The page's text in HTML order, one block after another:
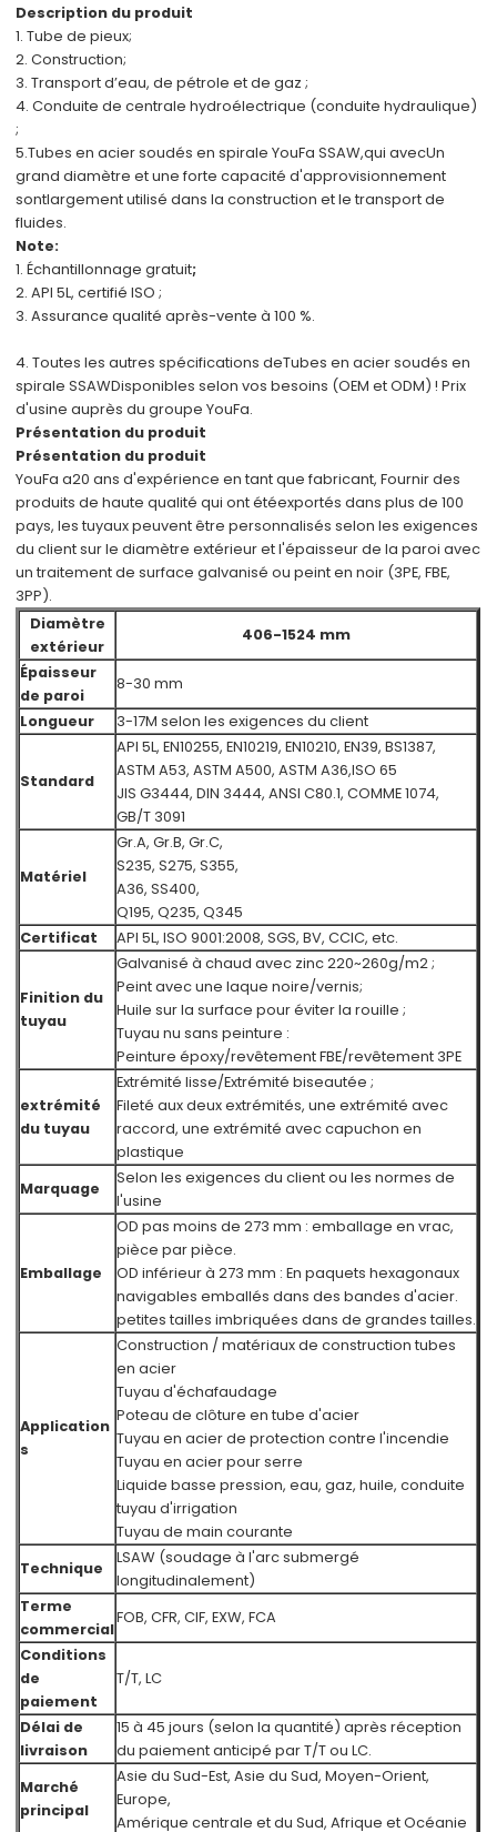
Description du produit
1. Tube de pieux;
2. Construction;
3. Transport d’eau, de pétrole et de gaz ;
4. Conduite de centrale hydroélectrique (conduite hydraulique)
;
5.Tubes en acier soudés en spirale YouFa SSAW,qui avecUn
grand diamètre et une forte capacité d'approvisionnement
sontlargement utilisé dans la construction et le transport de
fluides.
Note:
1. Échantillonnage gratuit;
2. API 5L, certifié ISO ;
3. Assurance qualité après-vente à 100 %.
4. Toutes les autres spécifications deTubes en acier soudés en
spirale SSAWDisponibles selon vos besoins (OEM et ODM) ! Prix
d'usine auprès du groupe YouFa.
Présentation du produit
Présentation du produit
YouFa a20 ans d'expérience en tant que fabricant, Fournir des
produits de haute qualité qui ont étéexportés dans plus de 100
pays, les tuyaux peuvent être personnalisés selon les exigences
du client sur le diamètre extérieur et l'épaisseur de la paroi avec
un traitement de surface galvanisé ou peint en noir (3PE, FBE,
3PP).
Diamètre
extérieur
406-1524 mm
Épaisseur
de paroi
8-30 mm
Longueur
3-17M selon les exigences du client
Standard
API 5L, EN10255, EN10219, EN10210, EN39, BS1387,
ASTM A53, ASTM A500, ASTM A36,ISO 65
JIS G3444, DIN 3444, ANSI C80.1, COMME 1074,
GB/T 3091
Matériel
Gr.A, Gr.B, Gr.C,
S235, S275, S355,
A36, SS400,
Q195, Q235, Q345
Certificat
API 5L, ISO 9001:2008, SGS, BV, CCIC, etc.
Finition du
tuyau
Galvanisé à chaud avec zinc 220~260g/m2 ;
Peint avec une laque noire/vernis;
Huile sur la surface pour éviter la rouille ;
Tuyau nu sans peinture :
Peinture époxy/revêtement FBE/revêtement 3PE
extrémité
du tuyau
Extrémité lisse/Extrémité biseautée ;
Fileté aux deux extrémités, une extrémité avec
raccord, une extrémité avec capuchon en
plastique
Marquage
Selon les exigences du client ou les normes de
l'usine
Emballage
OD pas moins de 273 mm : emballage en vrac,
pièce par pièce.
OD inférieur à 273 mm : En paquets hexagonaux
navigables emballés dans des bandes d'acier.
petites tailles imbriquées dans de grandes tailles.
Application
s
Construction / matériaux de construction tubes
en acier
Tuyau d'échafaudage
Poteau de clôture en tube d'acier
Tuyau en acier de protection contre l'incendie
Tuyau en acier pour serre
Liquide basse pression, eau, gaz, huile, conduite
tuyau d'irrigation
Tuyau de main courante
Technique
LSAW (soudage à l'arc submergé
longitudinalement)
Terme
commercial
FOB, CFR, CIF, EXW, FCA
Conditions
de
paiement
T/T, LC
Délai de
livraison
15 à 45 jours (selon la quantité) après réception
du paiement anticipé par T/T ou LC.
Marché
principal
Asie du Sud-Est, Asie du Sud, Moyen-Orient,
Europe,
Amérique centrale et du Sud, Afrique et Océanie